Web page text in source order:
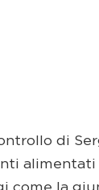
di
alimentati